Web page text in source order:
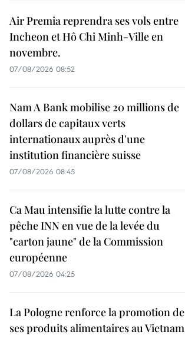
Air Premia reprendra ses vols entre
Incheon et Hô Chi Minh-Ville en
novembre.
07/08/2026 08:52
Nam A Bank mobilise 20 millions de
dollars de capitaux verts
internationaux auprès d'une
institution financière suisse
07/08/2026 08:45
Ca Mau intensifie la lutte contre la
pêche INN en vue de la levée du
"carton jaune" de la Commission
européenne
07/08/2026 04:25
La Pologne renforce la promotion de
ses produits alimentaires au Vietnam